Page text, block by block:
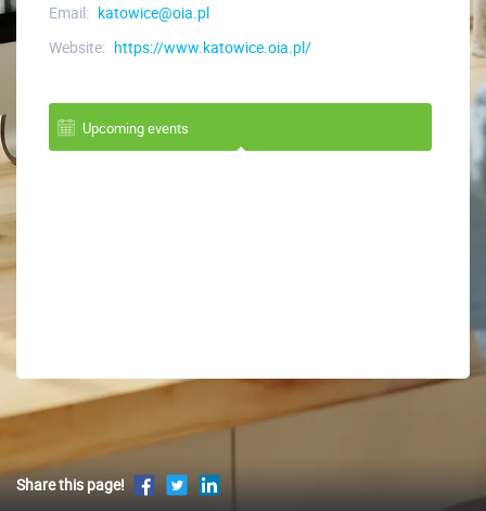
Email: katowice@oia.pl
Website: https://www.katowice.oia.pl/
Upcoming events
Share this page!